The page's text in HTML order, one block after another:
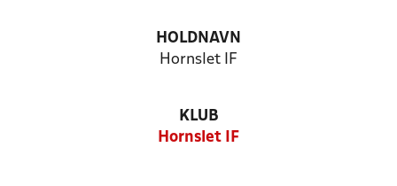
HOLDNAVN
Hornslet IF
KLUB
Hornslet IF